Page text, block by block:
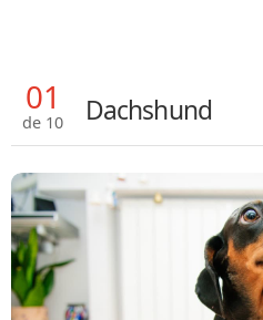
01
de 10 Dachshund